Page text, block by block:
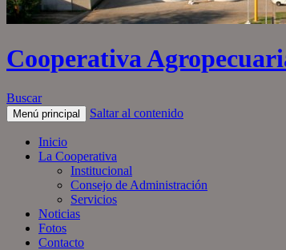
Cooperativa
Buscar
Menú principal Saltar al contenido
Inicio
La Cooperativa
Institucional
Consejo de Administración
Servicios
Noticias
Fotos
Contacto